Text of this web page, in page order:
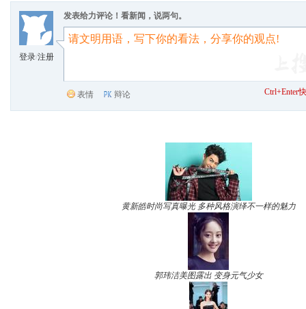
登录/注册
发表给力评论！看新闻，说两句。
表情 辩论 Ctrl+Enter
黄新皓时尚写真曝光 多种风格演绎不一样的魅力
郭玮洁美图露出 变身元气少女